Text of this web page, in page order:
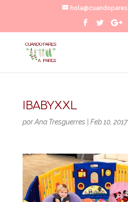
IBABYXXL
porAna Tresguerres Feb 10, 2017|